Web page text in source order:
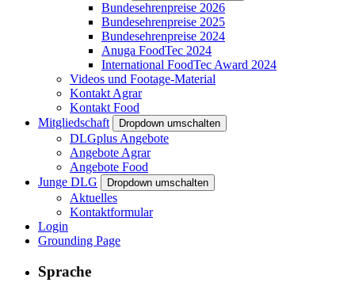
Bundesehrenpreise 2026
Bundesehrenpreise 2025
Bundesehrenpreise 2024
Anuga FoodTec 2024
International FoodTec Award 2024
Videos und Footage-Material
Kontakt Agrar
Kontakt Food
Mitgliedschaft
Dropdown umschalten
DLGplus Angebote
Angebote Agrar
Angebote Food
Junge DLG
Dropdown umschalten
Aktuelles
Kontaktformular
Login
Grounding Page
Sprache